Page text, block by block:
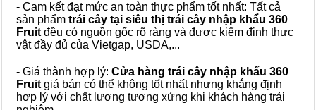
- Cam kết đạt mức an toàn thực phẩm tốt nhất: Tất cả
sản phẩm trái cây tại siêu thị trái cây nhập khẩu 360
Fruit đều có nguồn gốc rõ ràng và được kiểm định thực
vật đầy đủ của Vietgap, USDA,...
- Giá thành hợp lý: Cửa hàng trái cây nhập khẩu 360
Fruit giá bán có thể không tốt nhất nhưng khẳng định
hợp lý với chất lượng tương xứng khi khách hàng trải